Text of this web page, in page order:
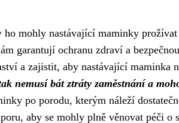
ho mohly nastávající maminky
garantují ochranu zdraví a
a zajistit, aby nastávající maminka
nemusí bát ztráty zaměstnání a
po porodu, kterým náleží
aby se mohly plně věnovat péči o